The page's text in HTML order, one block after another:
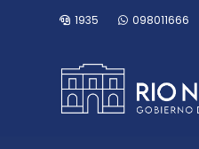
1935 098011666